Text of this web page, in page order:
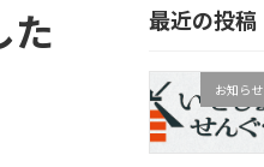
た 最近の投稿
お知らせ